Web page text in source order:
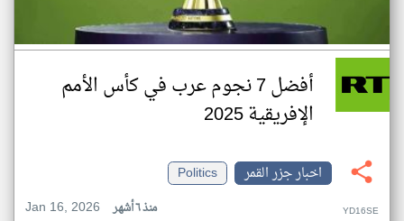
أفضل 7 نجوم عرب في كأس الأمم
الإفريقية 2025
اخبار جزر القمر
Politics
Jan 16, 2026
منذ ٦ أشهر YD16SE